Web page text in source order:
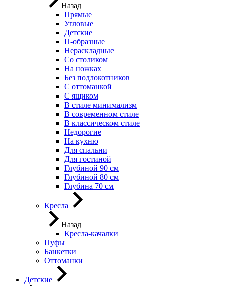
Назад
Прямые
Угловые
Детские
П-образные
Нераскладные
Со столиком
На ножках
Без подлокотников
С оттоманкой
С ящиком
В стиле минимализм
В современном стиле
В классическом стиле
Недорогие
На кухню
Для спальни
Для гостиной
Глубиной 90 см
Глубиной 80 см
Глубина 70 см
Кресла
Назад
Кресла-качалки
Пуфы
Банкетки
Оттоманки
Детские